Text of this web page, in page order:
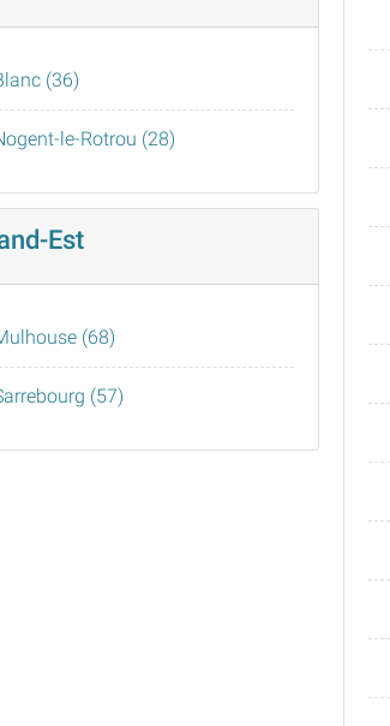
(36)
le-Rotrou (28)
Est
(68)
(57)